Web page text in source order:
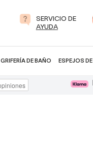
SERVICIO DE
AYUDA
GRIFERÍA DE BAÑO ESPEJOS